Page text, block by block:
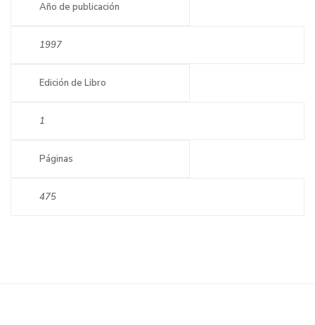
Año de publicación
1997
Edición de Libro
1
Páginas
475